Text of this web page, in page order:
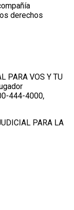
derechos
PARA VOS Y TU
444-4000,
PARA LA